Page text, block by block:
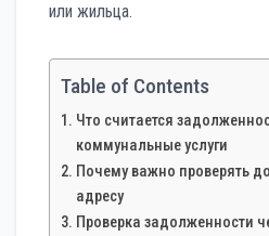
или жильца.
Table of Contents
Что считается
коммунальные услуги
Почему важно проверять
адресу
Проверка задолженности